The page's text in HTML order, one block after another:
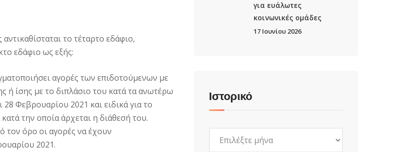
το τέταρτο εδάφιο,
εδάφιο ως εξής:
αγορές των επιδοτούμενων με
ή ίσης με το διπλάσιο του κατά τα ανωτέρω
Φεβρουαρίου 2021 και ειδικά για το
την οποία άρχεται η διάθεσή του.
τον όρο οι αγορές να έχουν
2021.
για ευάλωτες
κοινωνικές ομάδες
17 Ιουνίου 2026
Ιστορικό